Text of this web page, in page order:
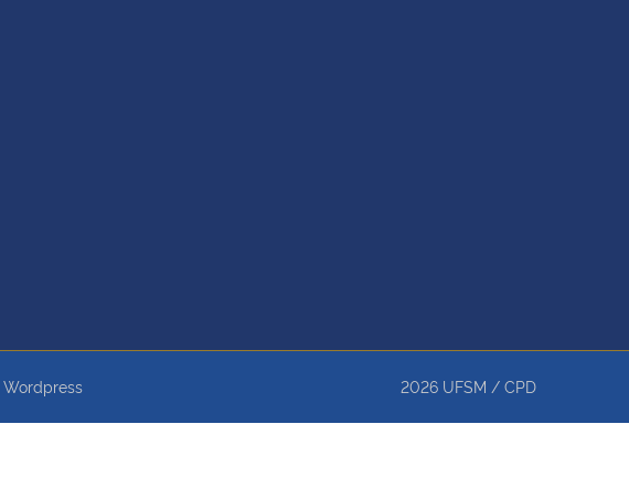
Wordpress 2026 UFSM / CPD